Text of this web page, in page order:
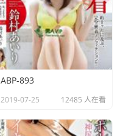
ABP-893
2019-07-25 12485 人在看